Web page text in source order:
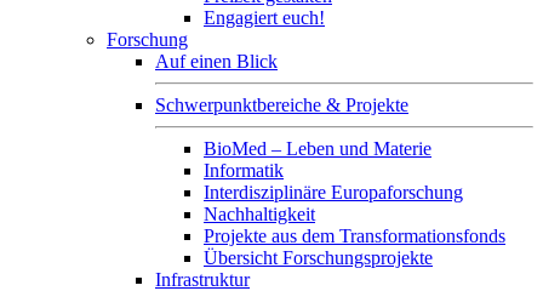
Engagiert euch!
Forschung
Auf einen Blick
Schwerpunktbereiche & Projekte
BioMed – Leben und Materie
Informatik
Interdisziplinäre Europaforschung
Nachhaltigkeit
Projekte aus dem Transformationsfonds
Übersicht Forschungsprojekte
Infrastruktur